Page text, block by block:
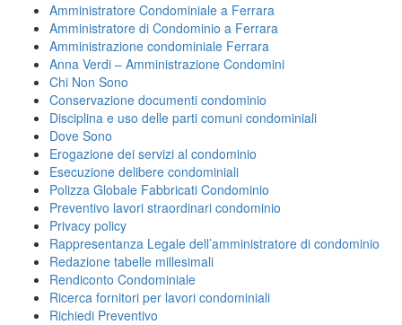
Amministratore Condominiale a Ferrara
Amministratore di Condominio a Ferrara
Amministrazione condominiale Ferrara
Anna Verdi – Amministrazione Condomini
Chi Non Sono
Conservazione documenti condominio
Disciplina e uso delle parti comuni condominiali
Dove Sono
Erogazione dei servizi al condominio
Esecuzione delibere condominiali
Polizza Globale Fabbricati Condominio
Preventivo lavori straordinari condominio
Privacy policy
Rappresentanza Legale dell’amministratore di condominio
Redazione tabelle millesimali
Rendiconto Condominiale
Ricerca fornitori per lavori condominiali
Richiedi Preventivo